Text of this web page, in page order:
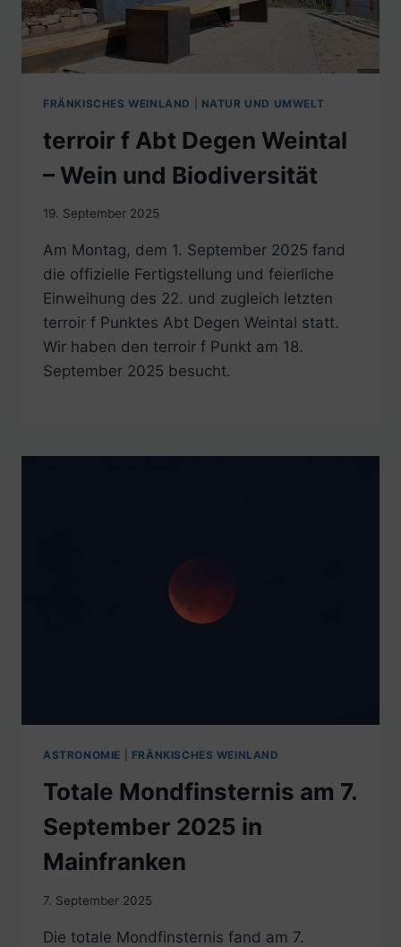
FRÄNKISCHES WEINLAND NATUR UND UMWELT
terroir f Abt Degen Weintal
– Wein und Biodiversität
19. September 2025
Am Montag, dem 1. September 2025 fand
die offizielle Fertigstellung und feierliche
Einweihung des 22. und zugleich letzten
terroir f Punktes Abt Degen Weintal statt.
Wir haben den terroir f Punkt am 18.
September 2025 besucht.
ASTRONOMIE FRÄNKISCHES WEINLAND
Totale Mondfinsternis am 7.
September 2025 in
Mainfranken
7. September 2025
Die totale Mondfinsternis fand am 7.